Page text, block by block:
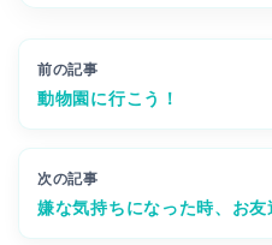
前の記事
動物園に行こう！
次の記事
嫌な気持ちになった時、お友